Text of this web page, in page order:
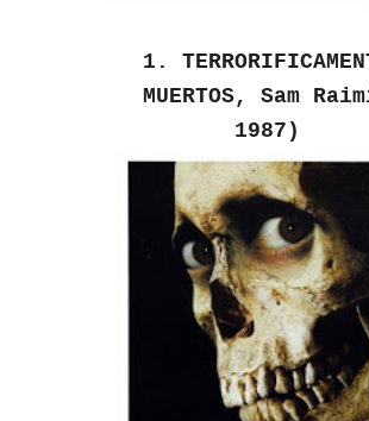
1.
MUERTOS, Sam
1987)